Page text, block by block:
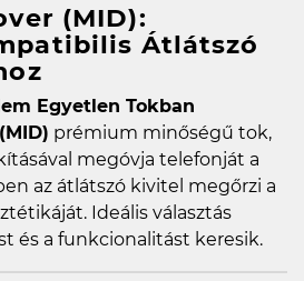
(MID):
Átlátszó
Egyetlen Tokban
prémium minőségű tok,
megóvja telefonját a
az átlátszó kivitel megőrzi a
Ideális választás
és a funkcionalitást keresik.